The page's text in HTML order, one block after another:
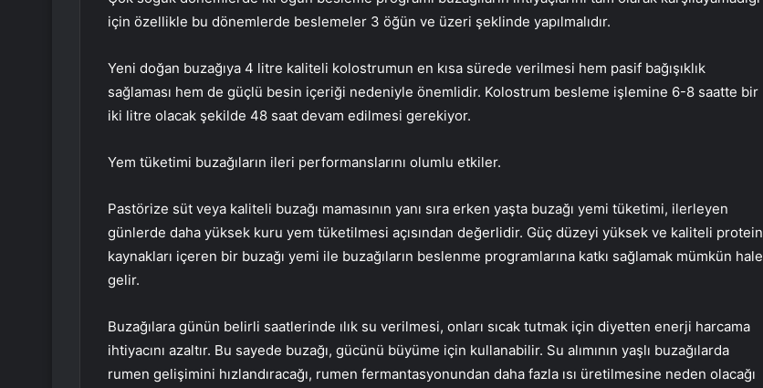
için özellikle bu dönemlerde beslemeler 3 öğün ve üzeri şeklinde yapılmalıdır.
Yeni doğan buzağıya 4 litre kaliteli kolostrumun en kısa sürede verilmesi hem pasif bağışıklık
sağlaması hem de güçlü besin içeriği nedeniyle önemlidir. Kolostrum besleme işlemine 6-8 saatte bir
iki litre olacak şekilde 48 saat devam edilmesi gerekiyor.
Yem tüketimi buzağıların ileri performanslarını olumlu etkiler.
Pastörize süt veya kaliteli buzağı mamasının yanı sıra erken yaşta buzağı yemi tüketimi, ilerleyen
günlerde daha yüksek kuru yem tüketilmesi açısından değerlidir. Güç düzeyi yüksek ve kaliteli protein
kaynakları içeren bir buzağı yemi ile buzağıların beslenme programlarına katkı sağlamak mümkün hale
gelir.
Buzağılara günün belirli saatlerinde ılık su verilmesi, onları sıcak tutmak için diyetten enerji harcama
ihtiyacını azaltır. Bu sayede buzağı, gücünü büyüme için kullanabilir. Su alımının yaşlı buzağılarda
rumen gelişimini hızlandıracağı, rumen fermantasyonundan daha fazla ısı üretilmesine neden olacağı